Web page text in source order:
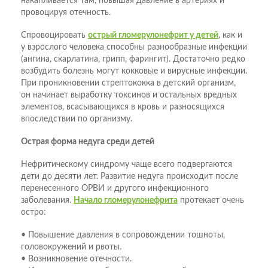
провоцируя отечность.
Спровоцировать острый гломерулонефрит у детей, как и
у взрослого человека способны разнообразные инфекции
(ангина, скарлатина, грипп, фарингит). Достаточно редко
возбудить болезнь могут кокковые и вирусные инфекции.
При проникновении стрептококка в детский организм,
он начинает выработку токсинов и остальных вредных
элементов, всасывающихся в кровь и разносящихся
впоследствии по организму.
Острая форма недуга среди детей
Нефритическому синдрому чаще всего подвергаются
дети до десяти лет. Развитие недуга происходит после
перенесенного ОРВИ и другого инфекционного
заболевания. Начало гломерулонефрита протекает очень
остро:
• Повышение давления в сопровождении тошноты,
головокружений и рвоты.
• Возникновение отечности.